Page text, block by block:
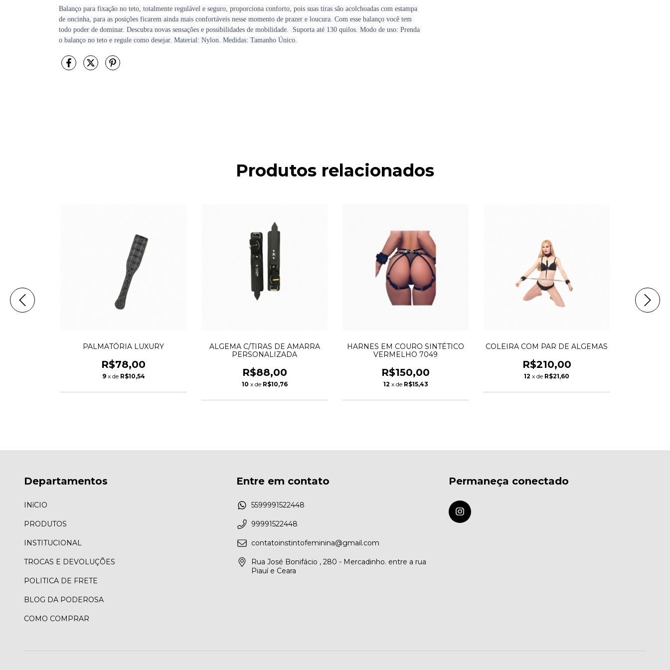
Balanço para fixação no teto, totalmente regulável e seguro, proporciona conforto, pois suas tiras são acolchoadas com estampa
de oncinha, para as posições ficarem ainda mais confortáveis nesse momento de prazer e loucura. Com esse balanço você tem
todo poder de dominar. Descubra novas sensações e possibilidades de mobilidade.  Suporta até 130 quilos. Modo de uso: Prenda
o balanço no teto e regule como desejar. Material: Nylon. Medidas: Tamanho Único.
Produtos relacionados
PALMATÓRIA LUXURY
R$78,00
9 x de R$10,54
ALGEMA C/TIRAS DE AMARRA
PERSONALIZADA
R$88,00
10 x de R$10,76
HARNES EM COURO SINTÉTICO
VERMELHO 7049
R$150,00
12 x de R$15,43
COLEIRA COM PAR DE ALGEMAS
R$210,00
12 x de R$21,60
Departamentos
INíCIO
PRODUTOS
INSTITUCIONAL
TROCAS E DEVOLUÇÕES
POLITICA DE FRETE
BLOG DA PODEROSA
COMO COMPRAR
Entre em contato
5599991522448
99991522448
contatoinstintofeminina@gmail.com
Rua José Bonifácio , 280 - Mercadinho. entre a rua
Piauí e Ceara
Permaneça conectado